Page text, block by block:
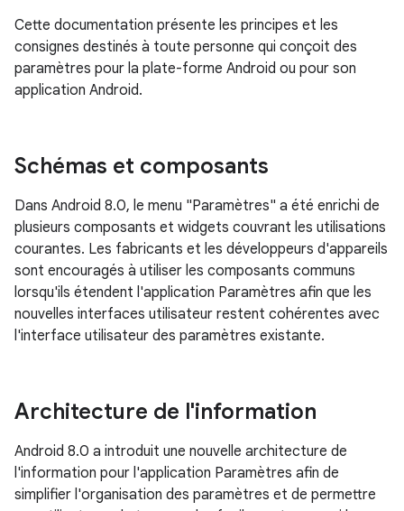
Cette documentation présente les principes et les
consignes destinés à toute personne qui conçoit des
paramètres pour la plate-forme Android ou pour son
application Android.
Schémas et composants
Dans Android 8.0, le menu "Paramètres" a été enrichi de
plusieurs composants et widgets couvrant les utilisations
courantes. Les fabricants et les développeurs d'appareils
sont encouragés à utiliser les composants communs
lorsqu'ils étendent l'application Paramètres afin que les
nouvelles interfaces utilisateur restent cohérentes avec
l'interface utilisateur des paramètres existante.
Architecture de l'information
Android 8.0 a introduit une nouvelle architecture de
l'information pour l'application Paramètres afin de
simplifier l'organisation des paramètres et de permettre